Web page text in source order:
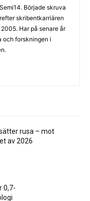
Började skruva
skribentkarriären
Har på senare år
och forskningen i
rusa – mot
av 2026
0,7-